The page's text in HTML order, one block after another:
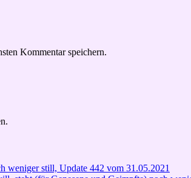
Kommentar speichern.
weniger still, Update 442 vom 31.05.2021